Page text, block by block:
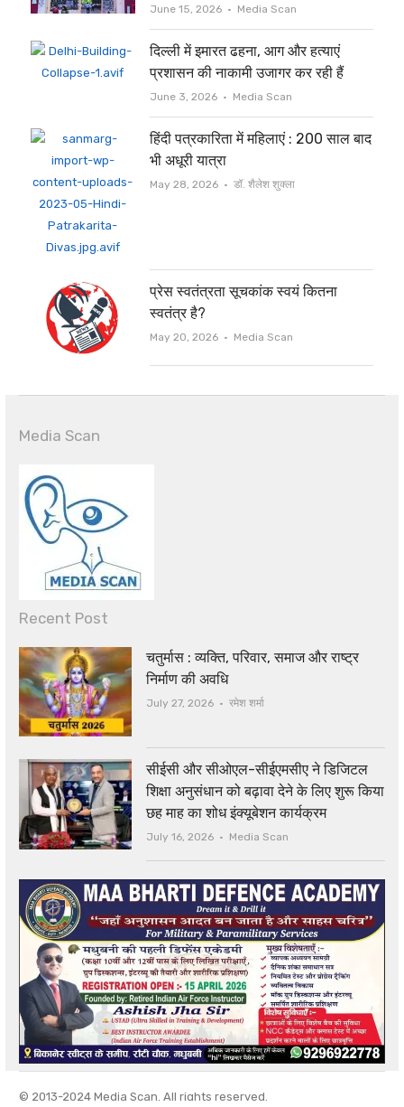
June 15, 2026 Author
Media Scan
दिल्ली में इमारत ढहना, आग और हत्याएं
प्रशासन की नाकामी उजागर कर रही हैं
June 3, 2026 Author
Media Scan
हिंदी पत्रकारिता में महिलाएं : 200 साल बाद
भी अधूरी यात्रा
May 28, 2026 Author
डॉ. शैलेश शुक्ला
प्रेस स्वतंत्रता सूचकांक स्वयं कितना
स्वतंत्र है?
May 20, 2026 Author
Media Scan
Media Scan
Recent Post
चतुर्मास : व्यक्ति, परिवार, समाज और राष्ट्र
निर्माण की अवधि
July 27, 2026 Author
रमेश शर्मा
सीईसी और सीओएल-सीईएमसीए ने डिजिटल
शिक्षा अनुसंधान को बढ़ावा देने के लिए शुरू किया
छह माह का शोध इंक्यूबेशन कार्यक्रम
July 16, 2026 Author
Media Scan
© 2013-2024 Media Scan. All rights reserved.